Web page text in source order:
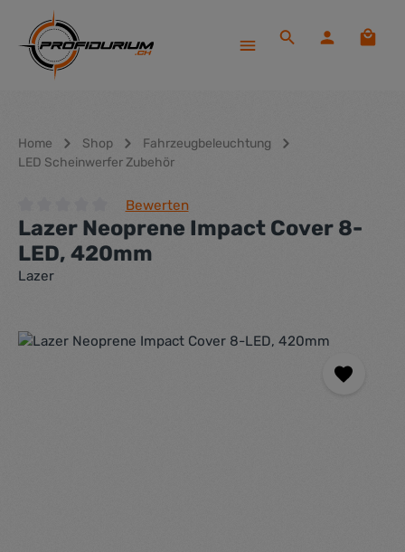
Zum Hauptinhalt springen
Home Shop
Fahrzeugbeleuchtung
LED Scheinwerfer Zubehör
Durchschnittliche Bewertung von 0 von 5 Sternen
Bewerten
Lazer Neoprene Impact Cover 8-
LED, 420mm
Lazer
Bildergalerie überspringen